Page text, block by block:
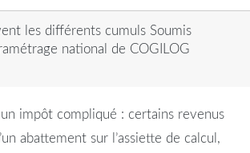
les différents cumuls Soumis
national de COGILOG
un impôt compliqué : certains revenus
abattement sur l’assiette de calcul,